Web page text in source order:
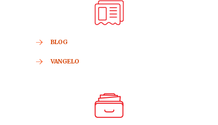
BLOG
VANGELO